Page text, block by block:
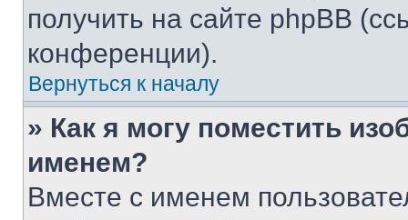
получить на сайте phpBB
конференции).
Вернуться к началу
» Как я могу поместить
именем?
Вместе с именем